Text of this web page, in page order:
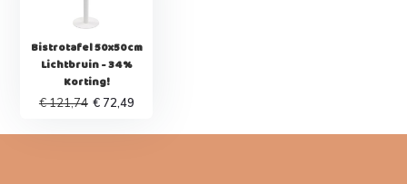
Bistrotafel 50x50cm
Lichtbruin - 34%
Korting!
€ 121,74 € 72,49